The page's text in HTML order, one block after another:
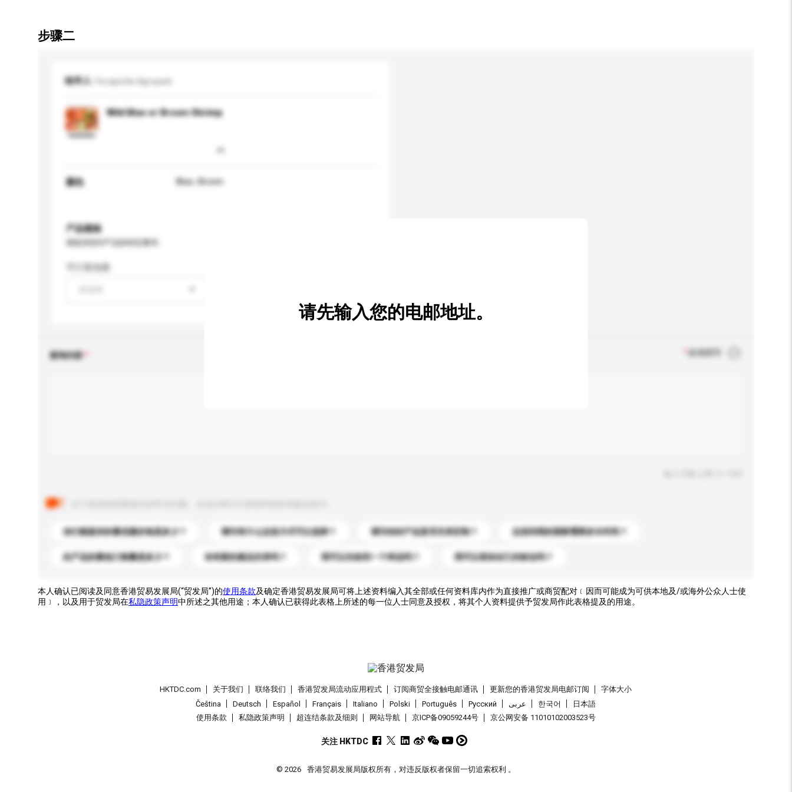
步骤二
收件人 Yecapixtla Agropark
Wild Blue or Brown Shrimp
颜色 Blue, Brown
产品规格
查询内容 必须填写
你们能提供的最优惠价格是多少？ 请问有什么运送方式可以选择？ 请问你的产品是否支持定制？ 运送到我的国家需要多长时间？
此产品的最低订购量是多少？ 你有新的產品目录吗？ 我可以先收到一个样品吗？ 我可以添加自己的标志吗？
请先输入您的电邮地址。
本人确认已阅读及同意香港贸易发展局(“贸发局”)的使用条款及确定香港贸易发展局可将上述资料编入其全部或任何资料库内作为直接推广或商贸配对﹝因而可能成为可供本地及/或海外公众人士使
用﹞，以及用于贸发局在私隐政策声明中所述之其他用途；本人确认已获得此表格上所述的每一位人士同意及授权，将其个人资料提供予贸发局作此表格提及的用途。
HKTDC.com 关于我们 联络我们 香港贸发局流动应用程式 订阅商贸全接触电邮通讯 更新您的香港贸发局电邮订阅
字体大小
Čeština
Deutsch Español Français Italiano Polski Português Pусский عربى 한국어
日本語
使用条款
私隐政策声明 超连结条款及细则 网站导航 京ICP备09059244号 京公网安备 11010102003523号
关注 HKTDC
© 2026 香港贸易发展局版权所有，对违反版权者保留一切追索权利 。